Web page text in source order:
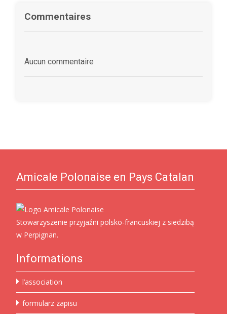
Commentaires
Aucun commentaire
Amicale Polonaise en Pays Catalan
Stowarzyszenie przyjaźni polsko-francuskiej z siedzibą
w Perpignan.
Informations
l’association
formularz zapisu